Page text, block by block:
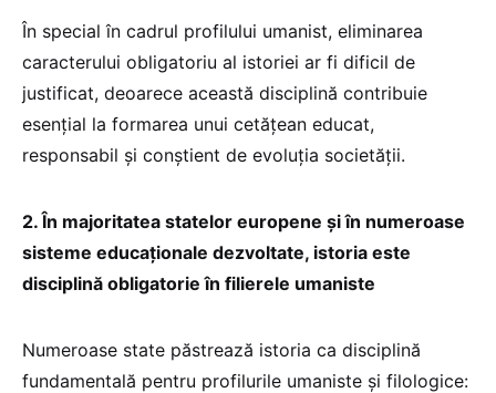
În special în cadrul profilului umanist, eliminarea
caracterului obligatoriu al istoriei ar fi dificil de
justificat, deoarece această disciplină contribuie
esențial la formarea unui cetățean educat,
responsabil și conștient de evoluția societății.
2. În majoritatea statelor europene și în numeroase
sisteme educaționale dezvoltate, istoria este
disciplină obligatorie în filierele umaniste
Numeroase state păstrează istoria ca disciplină
fundamentală pentru profilurile umaniste și filologice: